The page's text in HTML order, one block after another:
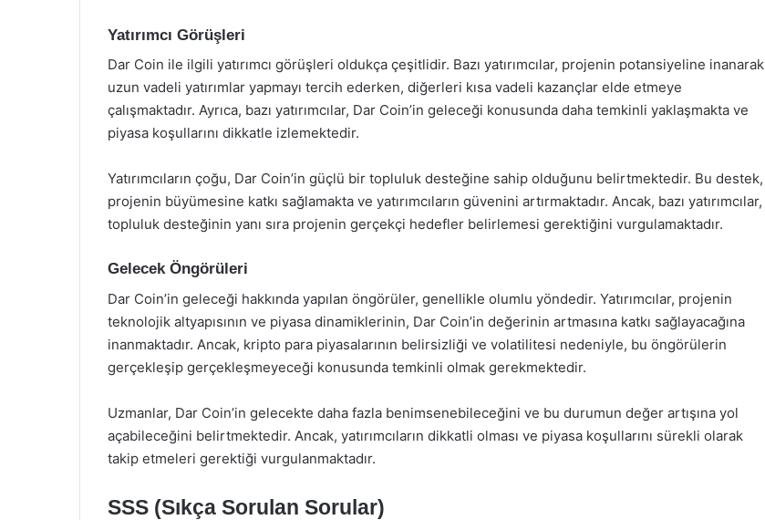
Yatırımcı Görüşleri
Dar Coin ile ilgili yatırımcı görüşleri oldukça çeşitlidir. Bazı yatırımcılar, projenin potansiyeline inanarak
uzun vadeli yatırımlar yapmayı tercih ederken, diğerleri kısa vadeli kazançlar elde etmeye
çalışmaktadır. Ayrıca, bazı yatırımcılar, Dar Coin’in geleceği konusunda daha temkinli yaklaşmakta ve
piyasa koşullarını dikkatle izlemektedir.
Yatırımcıların çoğu, Dar Coin’in güçlü bir topluluk desteğine sahip olduğunu belirtmektedir. Bu destek,
projenin büyümesine katkı sağlamakta ve yatırımcıların güvenini artırmaktadır. Ancak, bazı yatırımcılar,
topluluk desteğinin yanı sıra projenin gerçekçi hedefler belirlemesi gerektiğini vurgulamaktadır.
Gelecek Öngörüleri
Dar Coin’in geleceği hakkında yapılan öngörüler, genellikle olumlu yöndedir. Yatırımcılar, projenin
teknolojik altyapısının ve piyasa dinamiklerinin, Dar Coin’in değerinin artmasına katkı sağlayacağına
inanmaktadır. Ancak, kripto para piyasalarının belirsizliği ve volatilitesi nedeniyle, bu öngörülerin
gerçekleşip gerçekleşmeyeceği konusunda temkinli olmak gerekmektedir.
Uzmanlar, Dar Coin’in gelecekte daha fazla benimsenebileceğini ve bu durumun değer artışına yol
açabileceğini belirtmektedir. Ancak, yatırımcıların dikkatli olması ve piyasa koşullarını sürekli olarak
takip etmeleri gerektiği vurgulanmaktadır.
SSS (Sıkça Sorulan Sorular)